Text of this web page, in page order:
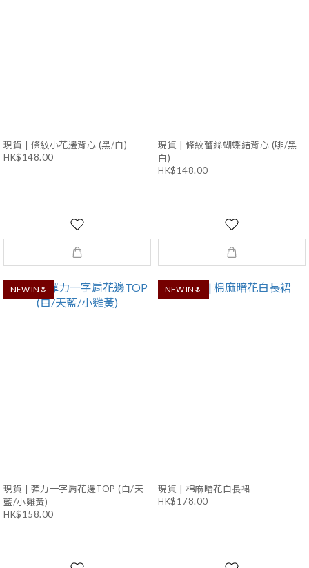
現貨 | 條紋小花邊背心 (黑/白)
HK$148.00
現貨 | 條紋蕾絲蝴蝶結背心 (啡/黑
白)
HK$148.00
NEW IN🌷
現貨 | 彈力一字肩花邊TOP (白/天
藍/小雞黃)
HK$158.00
NEW IN🌷
現貨 | 棉麻暗花白長裙
HK$178.00